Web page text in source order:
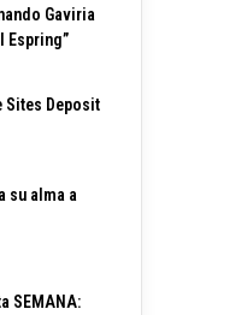
Gaviria
Espring”
Sites Deposit
su alma a
SEMANA: